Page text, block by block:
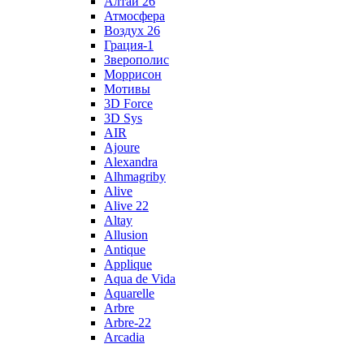
Атмосфера
Воздух 26
Грация-1
Зверополис
Моррисон
Мотивы
3D Force
3D Sys
AIR
Ajoure
Alexandra
Alhmagriby
Alive
Alive 22
Altay
Allusion
Antique
Applique
Aqua de Vida
Aquarelle
Arbre
Arbre-22
Arcadia